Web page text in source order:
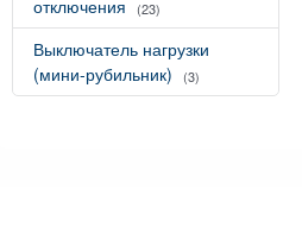
отключения
(23)
Выключатель нагрузки
(мини-рубильник)
(3)